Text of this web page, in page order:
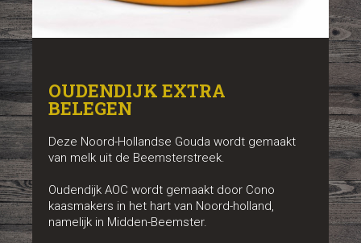
OUDENDIJK EXTRA
BELEGEN
Deze Noord-Hollandse Gouda wordt gemaakt
van melk uit de Beemsterstreek.
Oudendijk AOC wordt gemaakt door Cono
kaasmakers in het hart van Noord-holland,
namelijk in Midden-Beemster.